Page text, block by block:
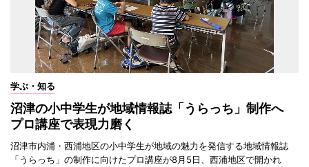
学ぶ・知る
沼津の小中学生が地域情報誌「うらっち」制作へ
プロ講座で表現力磨く
沼津市内浦・西浦地区の小中学生が地域の魅力を発信する地域情報誌
「うらっち」の制作に向けたプロ講座が8月5日、西浦地区で開かれ